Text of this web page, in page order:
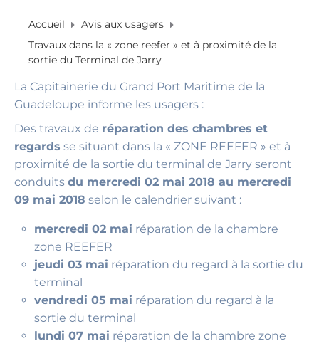
Accueil
Avis aux usagers
Travaux dans la « zone reefer » et à proximité de la
sortie du Terminal de Jarry
La Capitainerie du Grand Port Maritime de la
Guadeloupe informe les usagers :
Des travaux de réparation des chambres et
regards se situant dans la « ZONE REEFER » et à
proximité de la sortie du terminal de Jarry seront
conduits du mercredi 02 mai 2018 au mercredi
09 mai 2018 selon le calendrier suivant :
mercredi 02 mai réparation de la chambre
zone REEFER
jeudi 03 mai réparation du regard à la sortie du
terminal
vendredi 05 mai réparation du regard à la
sortie du terminal
lundi 07 mai réparation de la chambre zone